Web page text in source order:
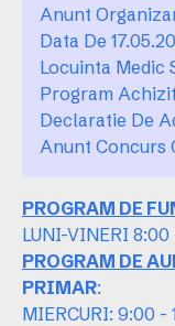
Anunt
Data De
Locuinta Medic
Program
Declaratie De
Anunt Concurs
PROGRAM DE
LUNI-VINERI 8:00
PROGRAM DE
PRIMAR:
MIERCURI: 9:00 -